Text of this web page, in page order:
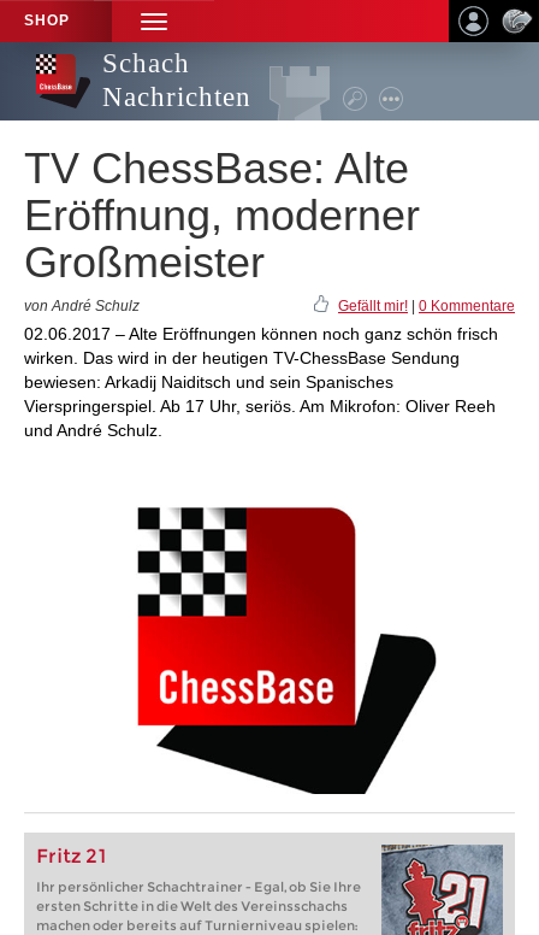
SHOP
TOGGLE
NAVIGATION
Schach
Nachrichten
TV ChessBase: Alte
Eröffnung, moderner
Großmeister
von André Schulz Gefällt mir! 0 Kommentare
02.06.2017 – Alte Eröffnungen können noch ganz schön frisch
wirken. Das wird in der heutigen TV-ChessBase Sendung
bewiesen: Arkadij Naiditsch und sein Spanisches
Vierspringerspiel. Ab 17 Uhr, seriös. Am Mikrofon: Oliver Reeh
und André Schulz.
Fritz 21
Ihr persönlicher Schachtrainer - Egal, ob Sie Ihre
ersten Schritte in die Welt des Vereinsschachs
machen oder bereits auf Turnierniveau spielen: